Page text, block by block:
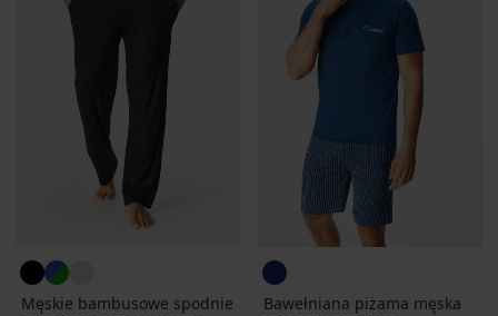
Męskie bambusowe spodnie
Bawełniana piżama męska